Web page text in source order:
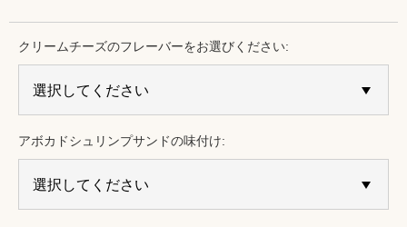
クリームチーズのフレーバーをお選びください:
アボカドシュリンプサンドの味付け: